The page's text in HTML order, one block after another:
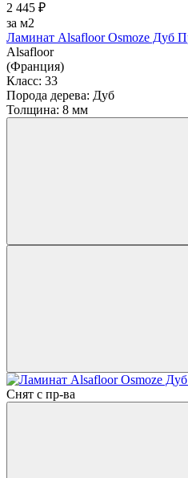
2 445 ₽
за м2
Ламинат Alsafloor Osmoze Дуб
Alsafloor
(Франция)
Класс: 33
Порода дерева: Дуб
Толщина: 8 мм
Снят с пр-ва